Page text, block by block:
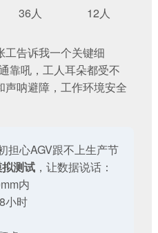
36人 12人
工告诉我一个关键细
靠吼，工人耳朵都受不
声呐避障，工作环境安全
担心AGV跟不上生产节
测试，让数据说话：
内
小时